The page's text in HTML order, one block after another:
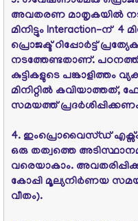
അവതരണ മാതൃകയില്‍
മിനിട്ടും Interaction-ന് 4
പ്രൊജക്ട്‌ റിപ്പോര്‍ട്ട്‌
നടത്തേണ്ടതാണ്‌.
കുട്ടികളുടെ പങ്കാളിത്തം
മിനിറ്റില്‍ കവിയാത്തത്‌,
സമയത്ത്‌
4. ഇംപ്രൊവൈസ്ഡ്‌
ഒരു തത്വത്തെ
വരെയാകാം.
കോപ്പി മൂല്യനിര്‍ണയ
വീതം).